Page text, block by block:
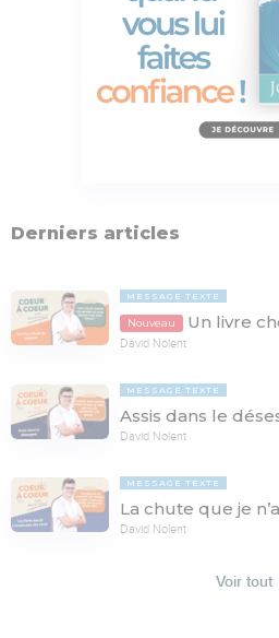
Derniers articles
MESSAGE TEXTE
Nouveau Un livre
David Nolent
MESSAGE TEXTE
Assis dans le
David Nolent
MESSAGE TEXTE
La chute que je
David Nolent
Voir tout